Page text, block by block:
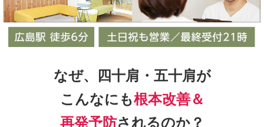
なぜ、四十肩・五十肩が
こんなにも根本改善＆
再発予防されるのか？